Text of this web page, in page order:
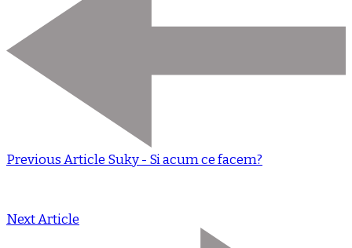
Previous Article Suky - Si acum ce facem?
Next Article